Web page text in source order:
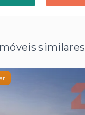
similares